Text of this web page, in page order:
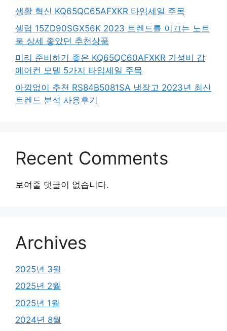
생활 혁신 KQ65QC65AFXKR 타임세일 주목
셀럽 15ZD90SGX56K 2023 트렌드를 이끄는 노트
북 상세 좋았던 추천상품
미리 준비하기 좋은 KQ65QC60AFXKR 가성비 갑
에어컨 모델 5가지 타임세일 주목
아낌없이 추천 RS84B5081SA 냉장고 2023년 최신
트렌드 분석 사용후기
Recent Comments
보여줄 댓글이 없습니다.
Archives
2025년 3월
2025년 2월
2025년 1월
2024년 8월